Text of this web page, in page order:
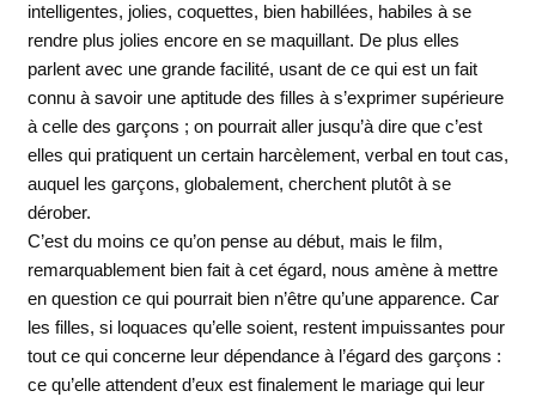
intelligentes, jolies, coquettes, bien habillées, habiles à se
rendre plus jolies encore en se maquillant. De plus elles
parlent avec une grande facilité, usant de ce qui est un fait
connu à savoir une aptitude des filles à s’exprimer supérieure
à celle des garçons ; on pourrait aller jusqu’à dire que c’est
elles qui pratiquent un certain harcèlement, verbal en tout cas,
auquel les garçons, globalement, cherchent plutôt à se
dérober.
C’est du moins ce qu’on pense au début, mais le film,
remarquablement bien fait à cet égard, nous amène à mettre
en question ce qui pourrait bien n’être qu’une apparence. Car
les filles, si loquaces qu’elle soient, restent impuissantes pour
tout ce qui concerne leur dépendance à l’égard des garçons :
ce qu’elle attendent d’eux est finalement le mariage qui leur